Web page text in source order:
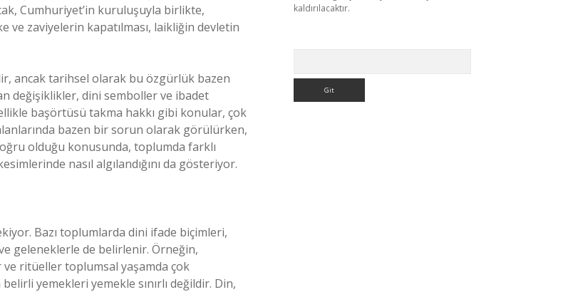
Cumhuriyet’in kuruluşuyla birlikte,
ve zaviyelerin kapatılması, laikliğin devletin
ancak tarihsel olarak bu özgürlük bazen
değişiklikler, dini semboller ve ibadet
başörtüsü takma hakkı gibi konular, çok
bazen bir sorun olarak görülürken,
olduğu konusunda, toplumda farklı
nasıl algılandığını da gösteriyor.
Bazı toplumlarda dini ifade biçimleri,
geleneklerle de belirlenir. Örneğin,
ve ritüeller toplumsal yaşamda çok
yemekleri yemekle sınırlı değildir. Din,
kaldırılacaktır.